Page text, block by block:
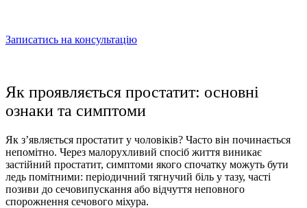
Записатись на консультацію
Як проявляється простатит: основні
ознаки та симптоми
Як з’являється простатит у чоловіків? Часто він починається
непомітно. Через малорухливий спосіб життя виникає
застійний простатит, симптоми якого спочатку можуть бути
ледь помітними: періодичний тягнучий біль у тазу, часті
позиви до сечовипускання або відчуття неповного
спорожнення сечового міхура.